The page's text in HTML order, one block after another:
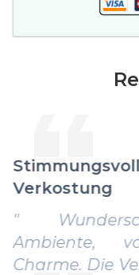
Verkostung
"
Ambiente,
Charme. Die